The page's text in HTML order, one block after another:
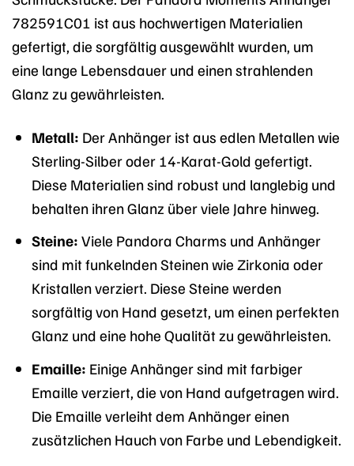
782591C01 ist aus hochwertigen Materialien
gefertigt, die sorgfältig ausgewählt wurden, um
eine lange Lebensdauer und einen strahlenden
Glanz zu gewährleisten.
Metall: Der Anhänger ist aus edlen Metallen wie
Sterling-Silber oder 14-Karat-Gold gefertigt.
Diese Materialien sind robust und langlebig und
behalten ihren Glanz über viele Jahre hinweg.
Steine: Viele Pandora Charms und Anhänger
sind mit funkelnden Steinen wie Zirkonia oder
Kristallen verziert. Diese Steine werden
sorgfältig von Hand gesetzt, um einen perfekten
Glanz und eine hohe Qualität zu gewährleisten.
Emaille: Einige Anhänger sind mit farbiger
Emaille verziert, die von Hand aufgetragen wird.
Die Emaille verleiht dem Anhänger einen
zusätzlichen Hauch von Farbe und Lebendigkeit.